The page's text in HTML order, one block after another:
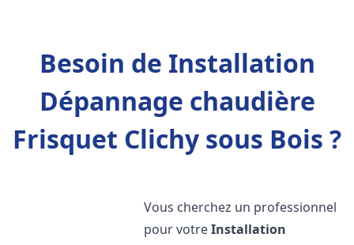
Besoin de Installation
Dépannage chaudière
Frisquet Clichy sous Bois ?
Vous cherchez un professionnel
pour votreInstallation